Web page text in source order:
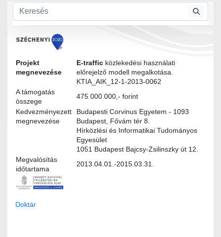
Modultervek
Projekt
megnevezése
E-traffic közlekedési használati
előrejelző modell megalkotása.
KTIA_AIK_12-1-2013-0062
A támogatás
összege
475 000 000,- forint
Kedvezményezett
megnevezése
Budapesti Corvinus Egyetem - 1093
Budapest, Fővám tér 8.
Hírközlési és Informatikai Tudományos
Egyesület
1051 Budapest Bajcsy-Zsilinszky út 12.
Megvalósítás
időtartama
2013.04.01.-2015.03.31.
Doktár